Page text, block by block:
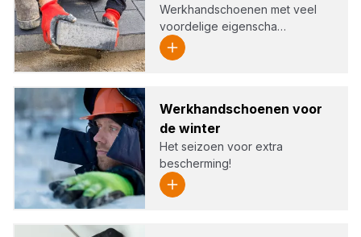
Werkhandschoenen met veel
voordelige eigenscha…
Werk­hand­schoe­nen voor
de win­ter
Het seizoen voor extra
bescherming!